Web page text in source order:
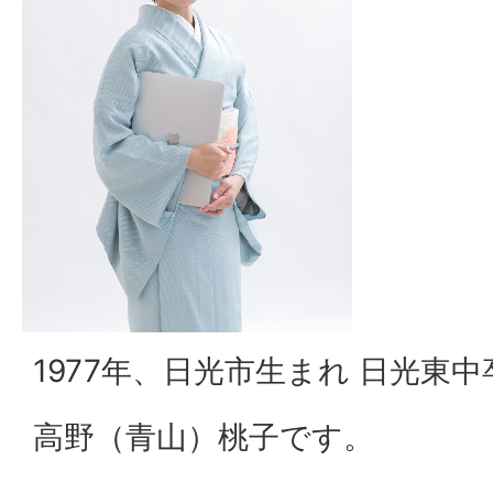
1977年、日光市生まれ 日光東中
高野（青山）桃子です。